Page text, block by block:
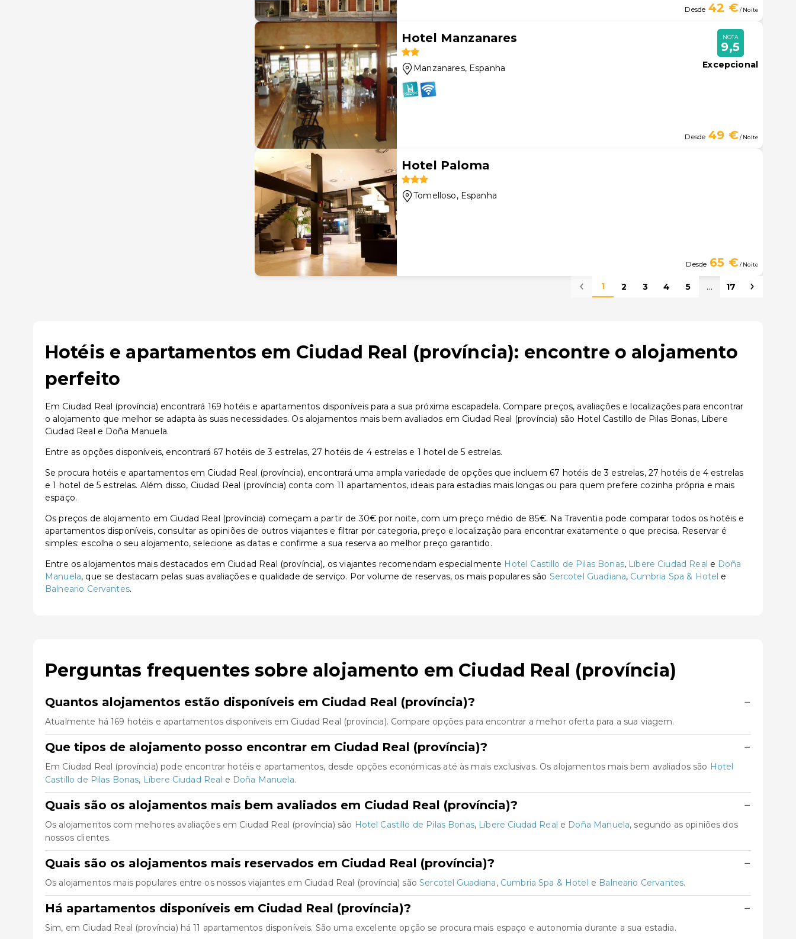
Desde 42 €/ Noite
Hotel Manzanares
Manzanares, Espanha
NOTA
9,5
Excepcional
Desde 49 €/ Noite
Hotel Paloma
Tomelloso, Espanha
Desde 65 €/ Noite
1 2 3 4 5 ... 17
Hotéis e apartamentos em Ciudad Real (província): encontre o alojamento
perfeito
Em Ciudad Real (província) encontrará 169 hotéis e apartamentos disponíveis para a sua próxima escapadela. Compare preços, avaliações e localizações para encontrar
o alojamento que melhor se adapta às suas necessidades. Os alojamentos mais bem avaliados em Ciudad Real (província) são Hotel Castillo de Pilas Bonas, Líbere
Ciudad Real e Doña Manuela.
Entre as opções disponíveis, encontrará 67 hotéis de 3 estrelas, 27 hotéis de 4 estrelas e 1 hotel de 5 estrelas.
Se procura hotéis e apartamentos em Ciudad Real (província), encontrará uma ampla variedade de opções que incluem 67 hotéis de 3 estrelas, 27 hotéis de 4 estrelas
e 1 hotel de 5 estrelas. Além disso, Ciudad Real (província) conta com 11 apartamentos, ideais para estadias mais longas ou para quem prefere cozinha própria e mais
espaço.
Os preços de alojamento em Ciudad Real (província) começam a partir de 30€ por noite, com um preço médio de 85€. Na Traventia pode comparar todos os hotéis e
apartamentos disponíveis, consultar as opiniões de outros viajantes e filtrar por categoria, preço e localização para encontrar exatamente o que precisa. Reservar é
simples: escolha o seu alojamento, selecione as datas e confirme a sua reserva ao melhor preço garantido.
Entre os alojamentos mais destacados em Ciudad Real (província), os viajantes recomendam especialmente Hotel Castillo de Pilas Bonas, Líbere Ciudad Real e Doña
Manuela, que se destacam pelas suas avaliações e qualidade de serviço. Por volume de reservas, os mais populares são Sercotel Guadiana, Cumbria Spa & Hotel e
Balneario Cervantes.
Perguntas frequentes sobre alojamento em Ciudad Real (província)
Quantos alojamentos estão disponíveis em Ciudad Real (província)? −
Atualmente há 169 hotéis e apartamentos disponíveis em Ciudad Real (província). Compare opções para encontrar a melhor oferta para a sua viagem.
Que tipos de alojamento posso encontrar em Ciudad Real (província)? −
Em Ciudad Real (província) pode encontrar hotéis e apartamentos, desde opções económicas até às mais exclusivas. Os alojamentos mais bem avaliados são Hotel
Castillo de Pilas Bonas, Líbere Ciudad Real e Doña Manuela.
Quais são os alojamentos mais bem avaliados em Ciudad Real (província)? −
Os alojamentos com melhores avaliações em Ciudad Real (província) são Hotel Castillo de Pilas Bonas, Líbere Ciudad Real e Doña Manuela, segundo as opiniões dos
nossos clientes.
Quais são os alojamentos mais reservados em Ciudad Real (província)? −
Os alojamentos mais populares entre os nossos viajantes em Ciudad Real (província) sãoSercotel Guadiana, Cumbria Spa & Hotel e Balneario Cervantes.
Há apartamentos disponíveis em Ciudad Real (província)? −
Sim, em Ciudad Real (província) há 11 apartamentos disponíveis. São uma excelente opção se procura mais espaço e autonomia durante a sua estadia.